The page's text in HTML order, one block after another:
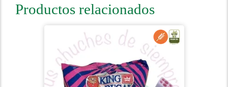
Productos relacionados